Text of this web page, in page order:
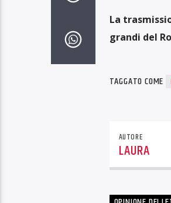
La
grandi del
TAGGATO COME
AUTORE
LAURA